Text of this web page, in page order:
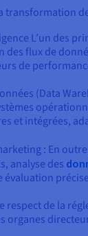
transformation
L’un des
des flux de
de
(Data
et intégrées,
: En
analyse des
respect de la
organes